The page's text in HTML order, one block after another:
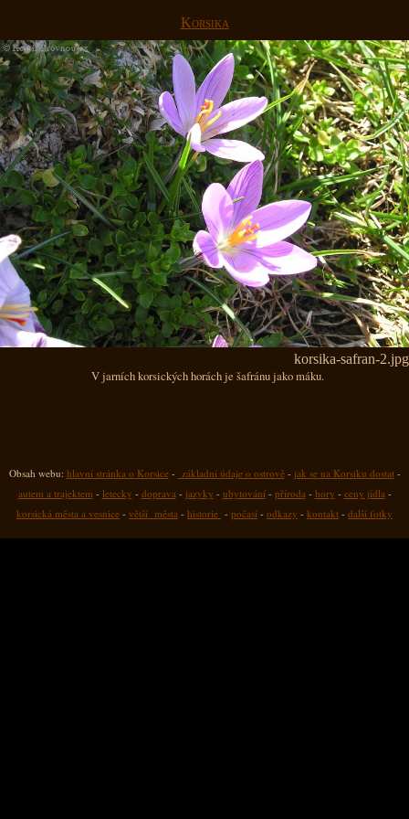
Korsika
korsika-safran-2.jpg
V jarních korsických horách je šafránu jako máku.
Obsah webu: hlavní stránka o Korsice- základní údaje o ostrově- jak se na Korsiku dostat-
autem a trajektem - letecky - doprava - jazyky - ubytování- příroda - hory - ceny jídla -
korsická města a vesnice - větší města - historie - počasí - odkazy - kontakt - další fotky